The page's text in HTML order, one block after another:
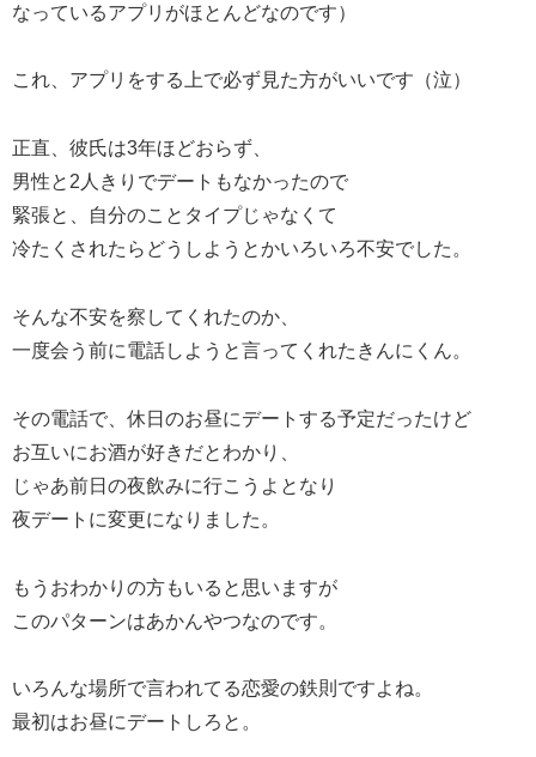
なっているアプリがほとんどなのです）
これ、アプリをする上で必ず見た方がいいです（泣）
正直、彼氏は3年ほどおらず、
男性と2人きりでデートもなかったので
緊張と、自分のことタイプじゃなくて
冷たくされたらどうしようとかいろいろ不安でした。
そんな不安を察してくれたのか、
一度会う前に電話しようと言ってくれたきんにくん。
その電話で、休日のお昼にデートする予定だったけど
お互いにお酒が好きだとわかり、
じゃあ前日の夜飲みに行こうよとなり
夜デートに変更になりました。
もうおわかりの方もいると思いますが
このパターンはあかんやつなのです。
いろんな場所で言われてる恋愛の鉄則ですよね。
最初はお昼にデートしろと。